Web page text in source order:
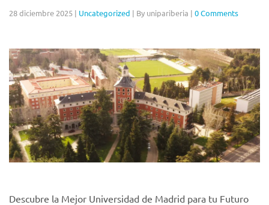
28 diciembre 2025 | Uncategorized | By unipariberia | 0 Comments
Descubre la Mejor Universidad de Madrid para tu Futuro